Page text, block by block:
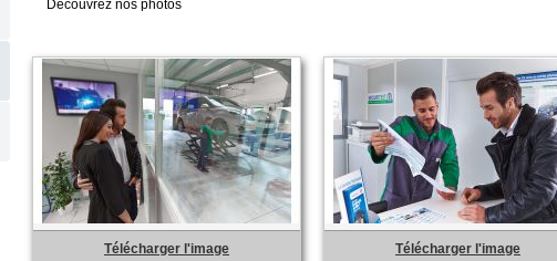
Découvrez nos photos
Télécharger l'image Télécharger l'image